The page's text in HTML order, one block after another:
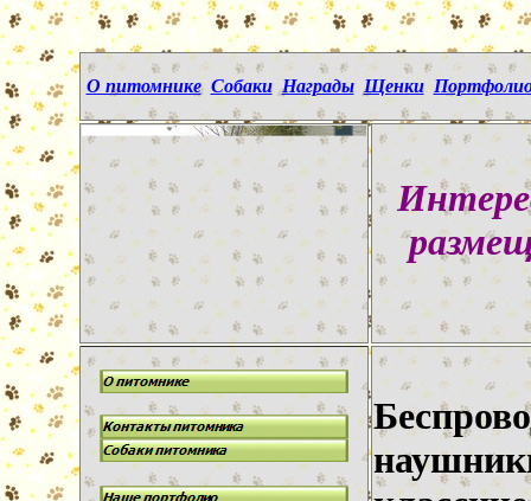
О питомнике Собаки Награды Щенки